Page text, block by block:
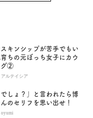
スキンシップが苦手でもい
ちの元ぼっち女子にカウ
グ②
アルテイシア
でしょ？」と言われたら博
のセリフを思い出せ！
oyumi